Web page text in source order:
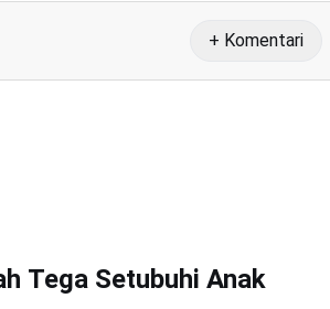
+ Komentari
Tega Setubuhi Anak